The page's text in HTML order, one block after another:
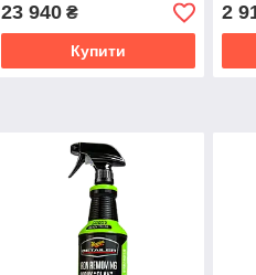
23 940₴
Купити
2